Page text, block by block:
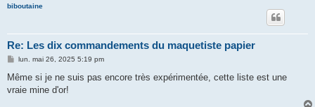
biboutaine
Re: Les dix commandements du maquetiste papier
M
s
a
lun. mai 26, 2025 5:19 pm
Même si je ne suis pas encore très expérimentée, cette liste est une
vraie mine d'or!